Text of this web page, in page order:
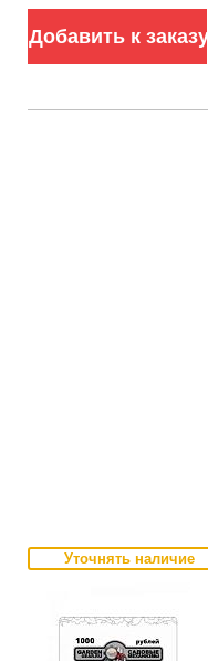
Добавить к заказу
Уточнять наличие